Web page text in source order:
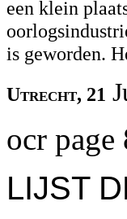
een klein
is geworden.
Utrecht, 21
ocr page
LIJST